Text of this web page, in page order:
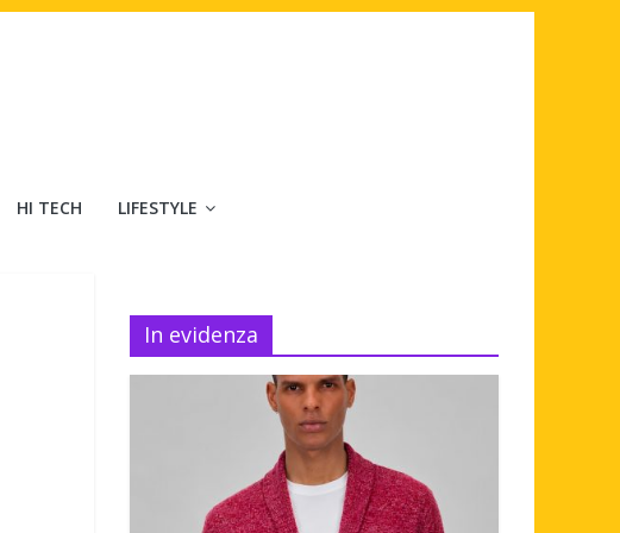
HI TECH LIFESTYLE
In evidenza